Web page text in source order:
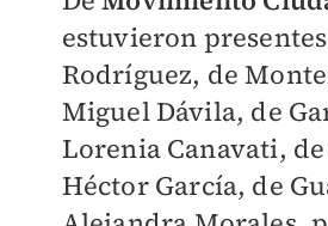
estuvieron
Rodríguez, de
Miguel Dávila, de
Lorenia Canavati,
Héctor García, de